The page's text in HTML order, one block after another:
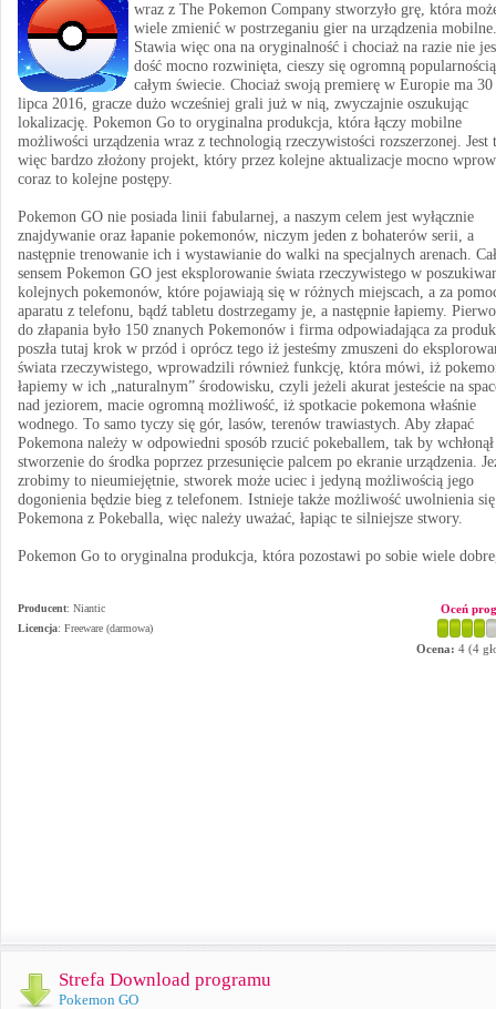
wraz z The Pokemon Company stworzyło grę, która
wiele zmienić w postrzeganiu gier na urządzenia mobilne.
Stawia więc ona na oryginalność i chociaż na razie nie
dość mocno rozwinięta, cieszy się ogromną
całym świecie. Chociaż swoją premierę w Europie ma 30
lipca 2016, gracze dużo wcześniej grali już w nią, zwyczajnie oszukując
lokalizację. Pokemon Go to oryginalna produkcja, która łączy mobilne
możliwości urządzenia wraz z technologią rzeczywistości rozszerzonej. Jest
więc bardzo złożony projekt, który przez kolejne aktualizacje mocno
coraz to kolejne postępy.
Pokemon GO nie posiada linii fabularnej, a naszym celem jest wyłącznie
znajdywanie oraz łapanie pokemonów, niczym jeden z bohaterów serii, a
następnie trenowanie ich i wystawianie do walki na specjalnych arenach.
sensem Pokemon GO jest eksplorowanie świata rzeczywistego w
kolejnych pokemonów, które pojawiają się w różnych miejscach, a za
aparatu z telefonu, bądź tabletu dostrzegamy je, a następnie łapiemy.
do złapania było 150 znanych Pokemonów i firma odpowiadająca za
poszła tutaj krok w przód i oprócz tego iż jesteśmy zmuszeni do
świata rzeczywistego, wprowadzili również funkcję, która mówi, iż
łapiemy w ich „naturalnym” środowisku, czyli jeżeli akurat jesteście na
nad jeziorem, macie ogromną możliwość, iż spotkacie pokemona właśnie
wodnego. To samo tyczy się gór, lasów, terenów trawiastych. Aby złapać
Pokemona należy w odpowiedni sposób rzucić pokeballem, tak by
stworzenie do środka poprzez przesunięcie palcem po ekranie urządzenia.
zrobimy to nieumiejętnie, stworek może uciec i jedyną możliwością jego
dogonienia będzie bieg z telefonem. Istnieje także możliwość uwolnienia się
Pokemona z Pokeballa, więc należy uważać, łapiąc te silniejsze stwory.
Pokemon Go to oryginalna produkcja, która pozostawi po sobie wiele
Producent: Niantic
Licencja: Freeware (darmowa)
Oceń
Ocena: 4 (4
Strefa Download programu
Pokemon GO